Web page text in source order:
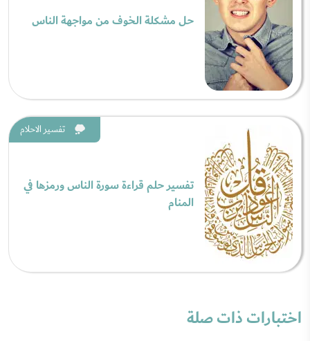
حل مشكلة الخوف من مواجهة الناس
تفسير الاحلام
تفسير حلم قراءة سورة الناس ورمزها في
المنام
اختبارات ذات صلة